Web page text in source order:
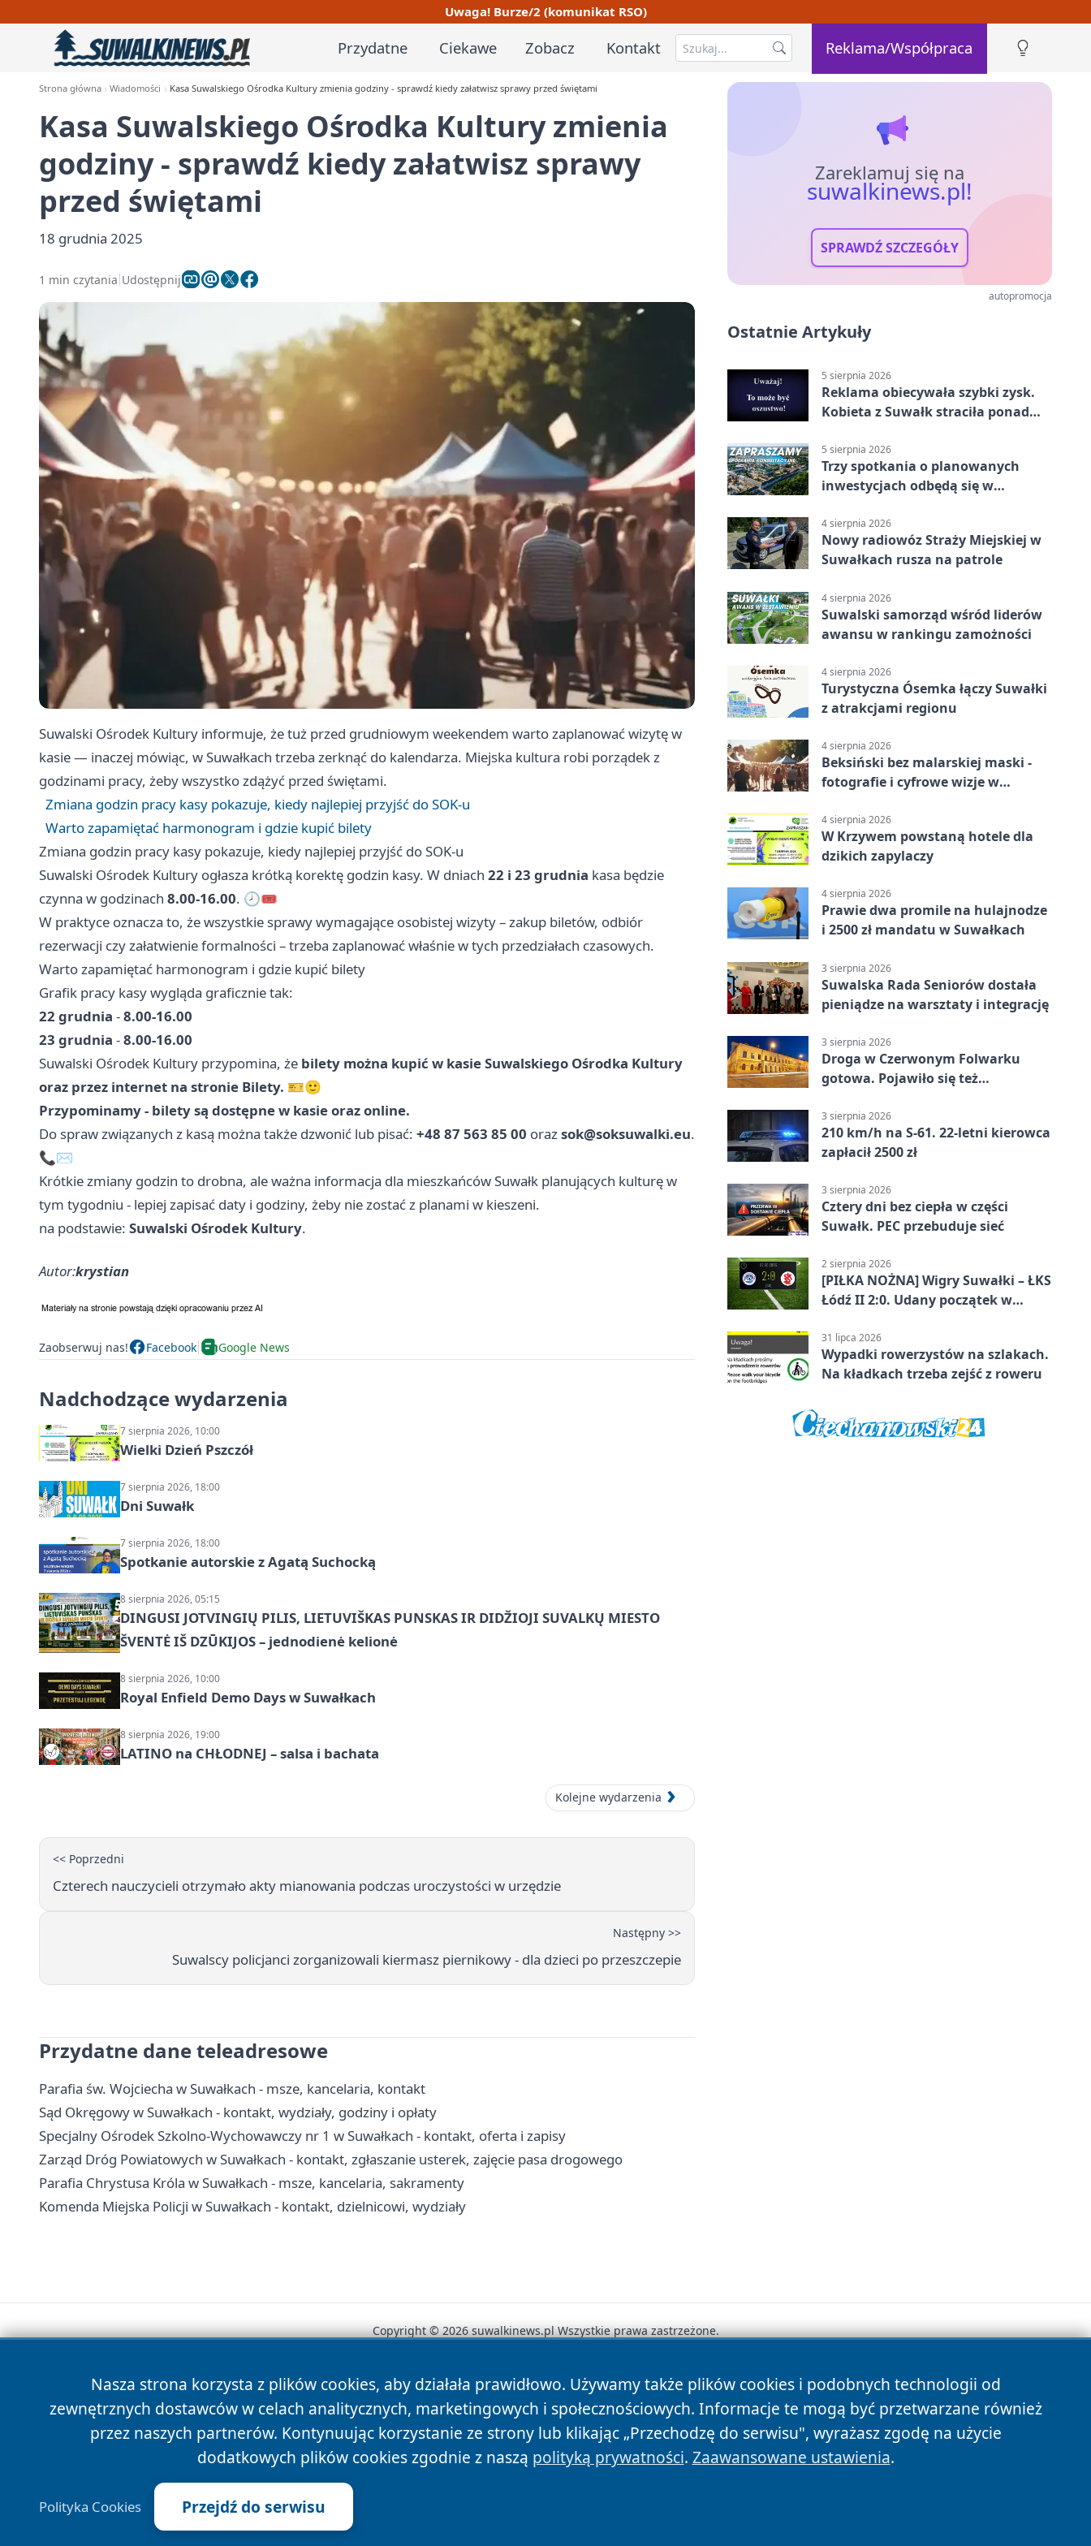
Uwaga! Burze/2 (komunikat RSO)
Przydatne Ciekawe Zobacz Kontakt Reklama/Współpraca
Strona główna Wiadomości Kasa Suwalskiego Ośrodka Kultury zmienia godziny - sprawdź kiedy załatwisz sprawy przed świętami
Kasa Suwalskiego Ośrodka Kultury zmienia
godziny - sprawdź kiedy załatwisz sprawy
przed świętami
18 grudnia 2025
1 min czytania Udostępnij
Suwalski Ośrodek Kultury informuje, że tuż przed grudniowym weekendem warto zaplanować wizytę w
kasie — inaczej mówiąc, w Suwałkach trzeba zerknąć do kalendarza. Miejska kultura robi porządek z
godzinami pracy, żeby wszystko zdążyć przed świętami.
Zmiana godzin pracy kasy pokazuje, kiedy najlepiej przyjść do SOK-u
Warto zapamiętać harmonogram i gdzie kupić bilety
Zmiana godzin pracy kasy pokazuje, kiedy najlepiej przyjść do SOK-u
Suwalski Ośrodek Kultury ogłasza krótką korektę godzin kasy. W dniach 22 i 23 grudnia kasa będzie
czynna w godzinach 8.00-16.00. 🕗🎟️
W praktyce oznacza to, że wszystkie sprawy wymagające osobistej wizyty – zakup biletów, odbiór
rezerwacji czy załatwienie formalności – trzeba zaplanować właśnie w tych przedziałach czasowych.
Warto zapamiętać harmonogram i gdzie kupić bilety
Grafik pracy kasy wygląda graficznie tak:
22 grudnia -8.00-16.00
23 grudnia -8.00-16.00
Suwalski Ośrodek Kultury przypomina, że bilety można kupić w kasie Suwalskiego Ośrodka Kultury
oraz przez internet na stronie Bilety. 🎫🙂
Przypominamy - bilety są dostępne w kasie oraz online.
Do spraw związanych z kasą można także dzwonić lub pisać: +48 87 563 85 00 orazsok@soksuwalki.eu.
📞✉️
Krótkie zmiany godzin to drobna, ale ważna informacja dla mieszkańców Suwałk planujących kulturę w
tym tygodniu - lepiej zapisać daty i godziny, żeby nie zostać z planami w kieszeni.
na podstawie: Suwalski Ośrodek Kultury.
Autor:krystian
Zaobserwuj nas! Facebook Google News
Nadchodzące wydarzenia
7 sierpnia 2026, 10:00
Wielki Dzień Pszczół
7 sierpnia 2026, 18:00
Dni Suwałk
7 sierpnia 2026, 18:00
Spotkanie autorskie z Agatą Suchocką
8 sierpnia 2026, 05:15
DINGUSI JOTVINGIŲ PILIS, LIETUVIŠKAS PUNSKAS IR DIDŽIOJI SUVALKŲ MIESTO
ŠVENTĖ IŠ DZŪKIJOS – jednodienė kelionė
8 sierpnia 2026, 10:00
Royal Enfield Demo Days w Suwałkach
8 sierpnia 2026, 19:00
LATINO na CHŁODNEJ – salsa i bachata
Kolejne wydarzenia
<< Poprzedni
Czterech nauczycieli otrzymało akty mianowania podczas uroczystości w urzędzie
Następny >>
Suwalscy policjanci zorganizowali kiermasz piernikowy - dla dzieci po przeszczepie
Przydatne dane teleadresowe
Parafia św. Wojciecha w Suwałkach - msze, kancelaria, kontakt
Sąd Okręgowy w Suwałkach - kontakt, wydziały, godziny i opłaty
Specjalny Ośrodek Szkolno-Wychowawczy nr 1 w Suwałkach - kontakt, oferta i zapisy
Zarząd Dróg Powiatowych w Suwałkach - kontakt, zgłaszanie usterek, zajęcie pasa drogowego
Parafia Chrystusa Króla w Suwałkach - msze, kancelaria, sakramenty
Komenda Miejska Policji w Suwałkach - kontakt, dzielnicowi, wydziały
Zareklamuj się na
suwalkinews.pl!
SPRAWDŹ SZCZEGÓŁY
autopromocja
Ostatnie Artykuły
5 sierpnia 2026
Reklama obiecywała szybki zysk.
Kobieta z Suwałk straciła ponad
5 sierpnia 2026
Trzy spotkania o planowanych
inwestycjach odbędą się w
4 sierpnia 2026
Nowy radiowóz Straży Miejskiej w
Suwałkach rusza na patrole
4 sierpnia 2026
Suwalski samorząd wśród liderów
awansu w rankingu zamożności
4 sierpnia 2026
Turystyczna Ósemka łączy Suwałki
z atrakcjami regionu
4 sierpnia 2026
Beksiński bez malarskiej maski -
fotografie i cyfrowe wizje w
4 sierpnia 2026
W Krzywem powstaną hotele dla
dzikich zapylaczy
4 sierpnia 2026
Prawie dwa promile na hulajnodze
i 2500 zł mandatu w Suwałkach
3 sierpnia 2026
Suwalska Rada Seniorów dostała
pieniądze na warsztaty i integrację
3 sierpnia 2026
Droga w Czerwonym Folwarku
gotowa. Pojawiło się też
3 sierpnia 2026
210 km/h na S-61. 22-letni kierowca
zapłacił 2500 zł
3 sierpnia 2026
Cztery dni bez ciepła w części
Suwałk. PEC przebuduje sieć
2 sierpnia 2026
[PIŁKA NOŻNA] Wigry Suwałki – ŁKS
Łódź II 2:0. Udany początek w
31 lipca 2026
Wypadki rowerzystów na szlakach.
Na kładkach trzeba zejść z roweru
Nasza strona korzysta z plików cookies, aby działała prawidłowo. Używamy także plików cookies i podobnych technologii od
zewnętrznych dostawców w celach analitycznych, marketingowych i społecznościowych. Informacje te mogą być przetwarzane również
przez naszych partnerów. Kontynuując korzystanie ze strony lub klikając „Przechodzę do serwisu", wyrażasz zgodę na użycie
dodatkowych plików cookies zgodnie z naszą polityką prywatności. Zaawansowane ustawienia.
Polityka Cookies Przejdź do serwisu
Copyright © 2026 suwalkinews.pl Wszystkie prawa zastrzeżone.
News Autorzy Polityka Prywatności Polityka Cookies